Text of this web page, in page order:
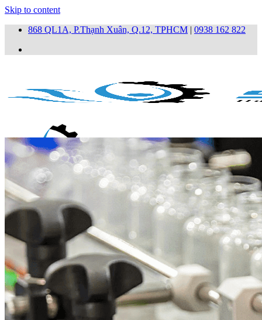
Skip to content
868 QL1A, P.Thạnh Xuân, Q.12, TPHCM | 0938 162 822
Home